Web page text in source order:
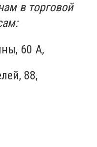
в торговой
60 А,
88,